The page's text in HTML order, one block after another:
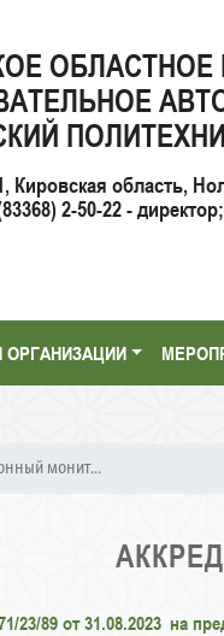
Кировская область,
2-50-22 -
ОРГАНИЗАЦИИ
монит...
23/89 от 31.08.2023 на